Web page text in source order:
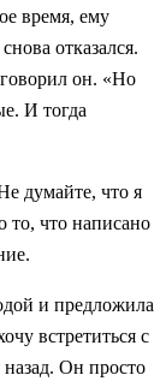
время, ему
отказался.
он. «Но
И тогда
думайте, что я
то, что написано
и предложила
встретиться с
Он просто